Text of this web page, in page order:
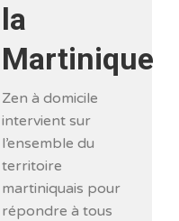
la
Martinique
Zen à domicile
intervient sur
l’ensemble du
territoire
martiniquais pour
répondre à tous